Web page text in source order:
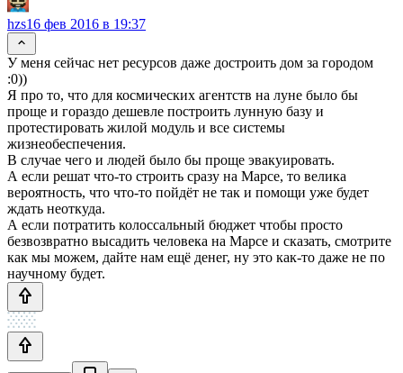
hzs16 фев 2016 в 19:37
У меня сейчас нет ресурсов даже достроить дом за городом
:0))
Я про то, что для космических агентств на луне было бы
проще и гораздо дешевле построить лунную базу и
протестировать жилой модуль и все системы
жизнеобеспечения.
В случае чего и людей было бы проще эвакуировать.
А если решат что-то строить сразу на Марсе, то велика
вероятность, что что-то пойдёт не так и помощи уже будет
ждать неоткуда.
А если потратить колоссальный бюджет чтобы просто
безвозвратно высадить человека на Марсе и сказать, смотрите
как мы можем, дайте нам ещё денег, ну это как-то даже не по
научному будет.